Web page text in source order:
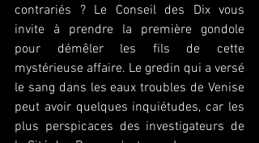
contrariés ? Le Conseil des Dix vous
invite à prendre la première gondole
pour démêler les fils de cette
mystérieuse affaire. Le gredin qui a versé
le sang dans les eaux troubles de Venise
peut avoir quelques inquiétudes, car les
plus perspicaces des investigateurs de